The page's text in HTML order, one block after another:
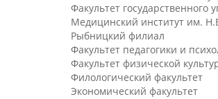
Факультет
Медицинский институт им.
Рыбницкий филиал
Факультет педагогики и
Факультет физической
Филологический факультет
Экономический факультет